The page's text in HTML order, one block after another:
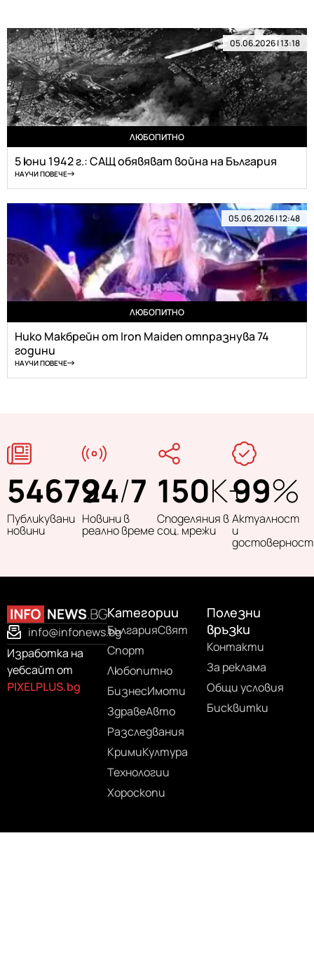
05.06.2026 | 13:18
ЛЮБОПИТНО
5 юни 1942 г.: САЩ обявяват война на България
НАУЧИ ПОВЕЧЕ
05.06.2026 | 12:48
ЛЮБОПИТНО
Нико Макбрейн от Iron Maiden отпразнува 74
години
НАУЧИ ПОВЕЧЕ
54679
Публикувани
новини
24/7
Новини в
реално време
150K+
Споделяния в
соц. мрежи
99%
Актуалност
и
достоверност
info@infonews.bg
Изработка на
уебсайт от
PIXELPLUS.bg
Категории
БългарияСвят
Спорт
Любопитно
БизнесИмоти
ЗдравеАвто
Разследвания
КримиКултура
Технологии
Хороскопи
Полезни
връзки
Контакти
За реклама
Общи условия
Бисквитки